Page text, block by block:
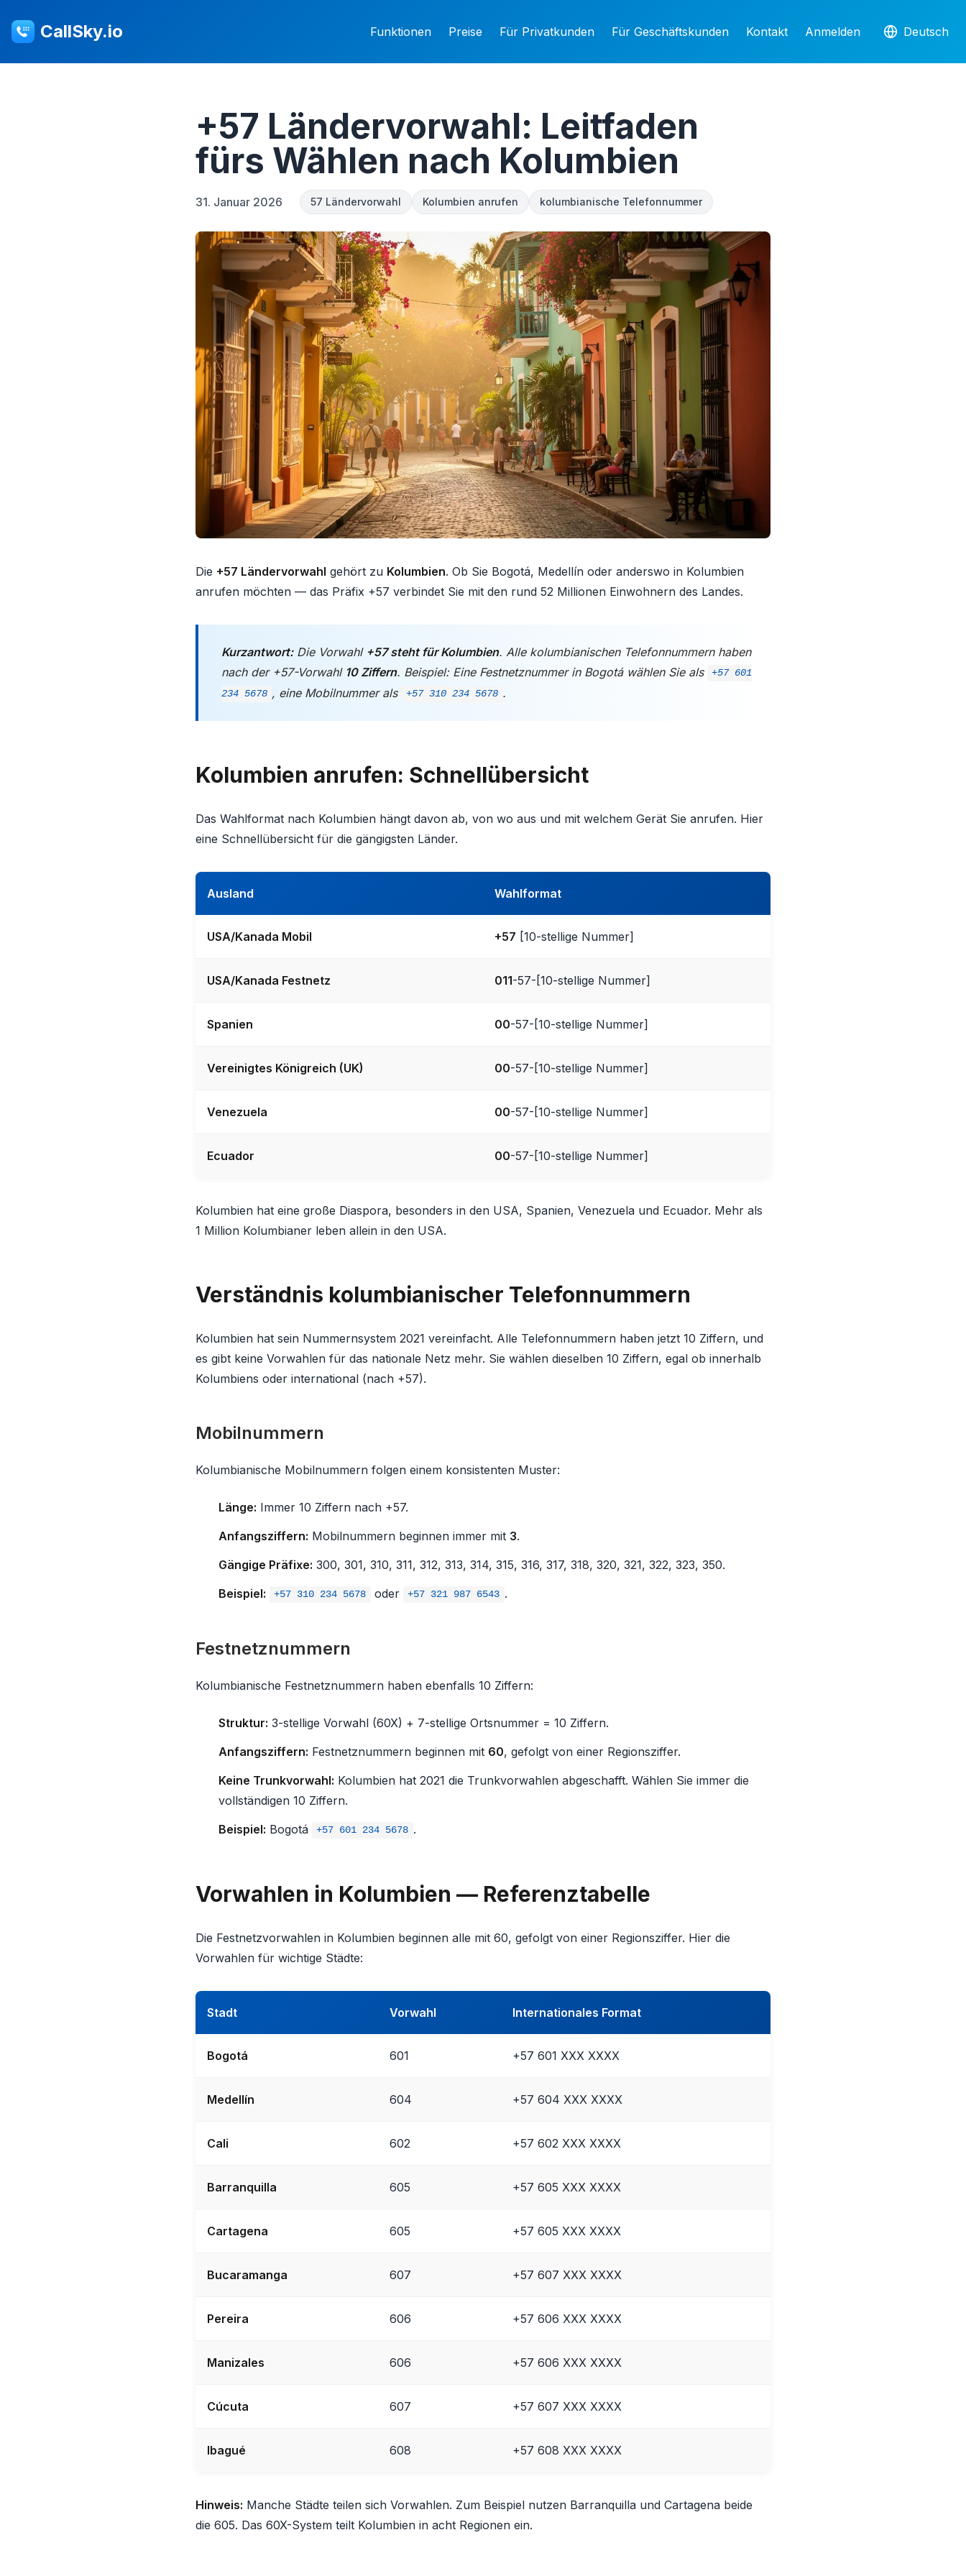
CallSky.io Funktionen Preise Für Privatkunden Für Geschäftskunden Kontakt Anmelden Deutsch
+57 Ländervorwahl: Leitfaden
fürs Wählen nach Kolumbien
31. Januar 2026 57 Ländervorwahl Kolumbien anrufen kolumbianische Telefonnummer
Die +57 Ländervorwahl gehört zu Kolumbien. Ob Sie Bogotá, Medellín oder anderswo in Kolumbien
anrufen möchten — das Präfix +57 verbindet Sie mit den rund 52 Millionen Einwohnern des Landes.
Kurzantwort:Die Vorwahl +57 steht für Kolumbien. Alle kolumbianischen Telefonnummern haben
nach der +57-Vorwahl 10 Ziffern. Beispiel: Eine Festnetznummer in Bogotá wählen Sie als
+57 601
234 5678 , eine Mobilnummer als +57 310 234 5678 .
Kolumbien anrufen: Schnellübersicht
Das Wahlformat nach Kolumbien hängt davon ab, von wo aus und mit welchem Gerät Sie anrufen. Hier
eine Schnellübersicht für die gängigsten Länder.
Ausland Wahlformat
USA/Kanada Mobil +57 [10-stellige Nummer]
USA/Kanada Festnetz 011-57-[10-stellige Nummer]
Spanien 00-57-[10-stellige Nummer]
Vereinigtes Königreich (UK) 00-57-[10-stellige Nummer]
Venezuela 00-57-[10-stellige Nummer]
Ecuador 00-57-[10-stellige Nummer]
Kolumbien hat eine große Diaspora, besonders in den USA, Spanien, Venezuela und Ecuador. Mehr als
1 Million Kolumbianer leben allein in den USA.
Verständnis kolumbianischer Telefonnummern
Kolumbien hat sein Nummernsystem 2021 vereinfacht. Alle Telefonnummern haben jetzt 10 Ziffern, und
es gibt keine Vorwahlen für das nationale Netz mehr. Sie wählen dieselben 10 Ziffern, egal ob innerhalb
Kolumbiens oder international (nach +57).
Mobilnummern
Kolumbianische Mobilnummern folgen einem konsistenten Muster:
Länge: Immer 10 Ziffern nach +57.
Anfangsziffern: Mobilnummern beginnen immer mit 3.
Gängige Präfixe: 300, 301, 310, 311, 312, 313, 314, 315, 316, 317, 318, 320, 321, 322, 323, 350.
Beispiel:
+57 310 234 5678 oder +57 321 987 6543 .
Festnetznummern
Kolumbianische Festnetznummern haben ebenfalls 10 Ziffern:
Struktur: 3-stellige Vorwahl (60X) + 7-stellige Ortsnummer = 10 Ziffern.
Anfangsziffern: Festnetznummern beginnen mit 60, gefolgt von einer Regionsziffer.
Keine Trunkvorwahl: Kolumbien hat 2021 die Trunkvorwahlen abgeschafft. Wählen Sie immer die
vollständigen 10 Ziffern.
Beispiel: Bogotá +57 601 234 5678 .
Vorwahlen in Kolumbien — Referenztabelle
Die Festnetzvorwahlen in Kolumbien beginnen alle mit 60, gefolgt von einer Regionsziffer. Hier die
Vorwahlen für wichtige Städte:
Stadt Vorwahl Internationales Format
Bogotá 601 +57 601 XXX XXXX
Medellín 604 +57 604 XXX XXXX
Cali 602 +57 602 XXX XXXX
Barranquilla 605 +57 605 XXX XXXX
Cartagena 605 +57 605 XXX XXXX
Bucaramanga 607 +57 607 XXX XXXX
Pereira 606 +57 606 XXX XXXX
Manizales 606 +57 606 XXX XXXX
Cúcuta 607 +57 607 XXX XXXX
Ibagué 608 +57 608 XXX XXXX
Hinweis: Manche Städte teilen sich Vorwahlen. Zum Beispiel nutzen Barranquilla und Cartagena beide
die 605. Das 60X-System teilt Kolumbien in acht Regionen ein.